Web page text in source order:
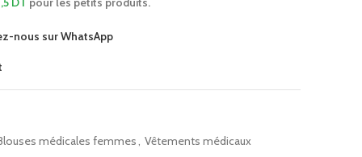
nous sur WhatsApp
médicales femmes, Vêtements médicaux